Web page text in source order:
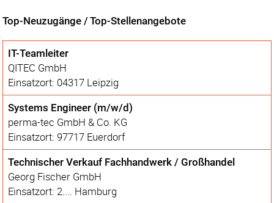
Top-Neuzugänge / Top-Stellenangebote
IT-Teamleiter
QITEC GmbH
Einsatzort: 04317 Leipzig
Systems Engineer (m/w/d)
perma-tec GmbH & Co. KG
Einsatzort: 97717 Euerdorf
Technischer Verkauf Fachhandwerk / Großhandel
Georg Fischer GmbH
Einsatzort: 2.... Hamburg